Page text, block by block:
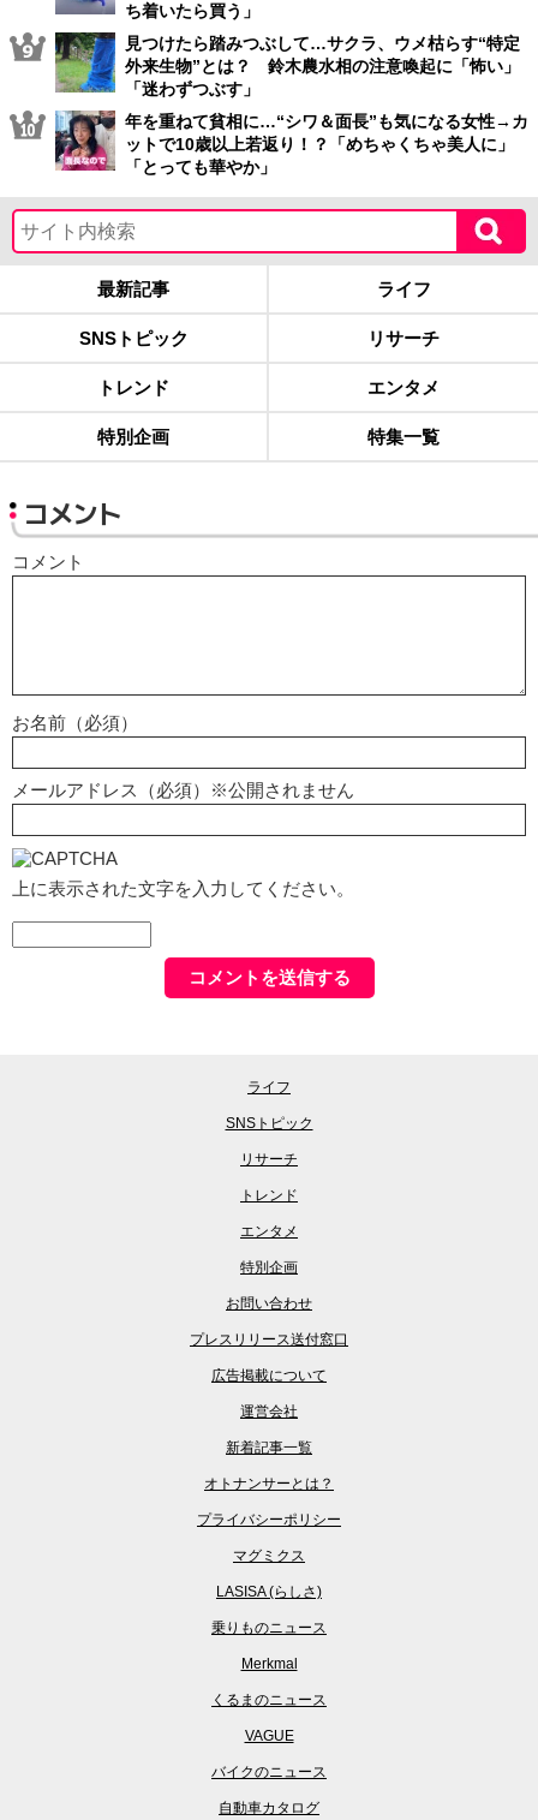
ち着いたら買う」
見つけたら踏みつぶして…サクラ、ウメ枯らす“特定
外来生物”とは？ 鈴木農水相の注意喚起に「怖い」
「迷わずつぶす」
年を重ねて貧相に…“シワ＆面長”も気になる女性→カ
ットで10歳以上若返り！？「めちゃくちゃ美人に」
「とっても華やか」
最新記事 ライフ
SNSトピック リサーチ
トレンド エンタメ
特別企画 特集一覧
コメント
コメント
お名前（必須）
メールアドレス（必須）※公開されません
上に表示された文字を入力してください。
ライフ
SNSトピック
リサーチ
トレンド
エンタメ
特別企画
お問い合わせ
プレスリリース送付窓口
広告掲載について
運営会社
新着記事一覧
オトナンサーとは？
プライバシーポリシー
マグミクス
LASISA (らしさ)
乗りものニュース
Merkmal
くるまのニュース
VAGUE
バイクのニュース
自動車カタログ